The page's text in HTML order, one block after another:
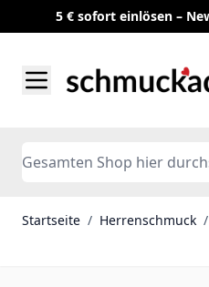
5 € sofort einlösen –
Search
Startseite / Herrenschmuck /